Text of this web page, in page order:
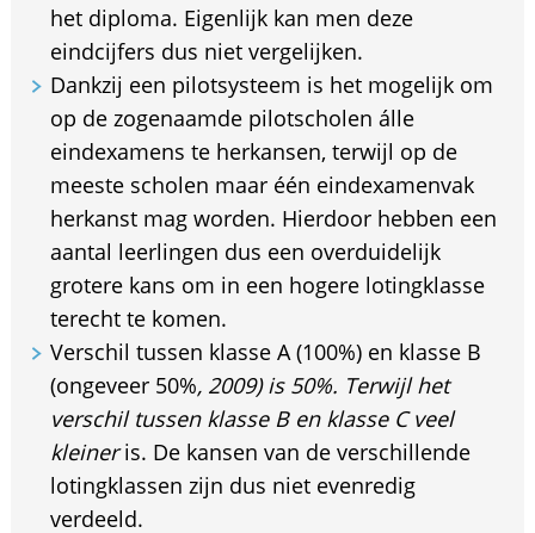
het diploma. Eigenlijk kan men deze
eindcijfers dus niet vergelijken.
Dankzij een pilotsysteem is het mogelijk om
op de zogenaamde pilotscholen álle
eindexamens te herkansen, terwijl op de
meeste scholen maar één eindexamenvak
herkanst mag worden. Hierdoor hebben een
aantal leerlingen dus een overduidelijk
grotere kans om in een hogere lotingklasse
terecht te komen.
Verschil tussen klasse A (100%) en klasse B
(ongeveer 50%, 2009) is 50%. Terwijl het
verschil tussen klasse B en klasse C veel
kleineris. De kansen van de verschillende
lotingklassen zijn dus niet evenredig
verdeeld.